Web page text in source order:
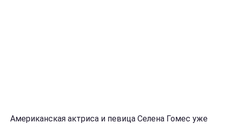
Американская актриса и певица Селена Гомес уже